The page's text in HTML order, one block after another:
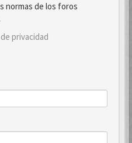
normas de los foros
privacidad